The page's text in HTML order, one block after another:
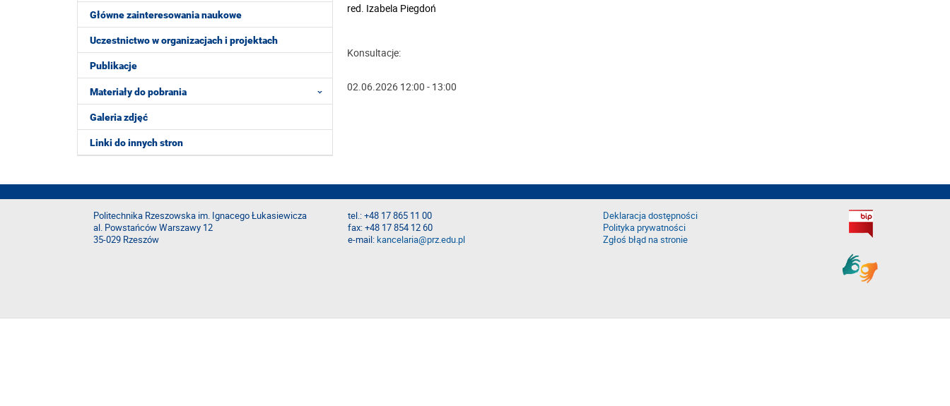
Główne zainteresowania naukowe
Uczestnictwo w organizacjach i projektach
Publikacje
Materiały do pobrania
Galeria zdjęć
Linki do innych stron
red. Izabela Piegdoń
Konsultacje:
02.06.2026 12:00 - 13:00
Politechnika Rzeszowska im. Ignacego Łukasiewicza
al. Powstańców Warszawy 12
35-029 Rzeszów
tel.: +48 17 865 11 00
fax: +48 17 854 12 60
e-mail:kancelaria@prz.edu.pl
Deklaracja dostępności
Polityka prywatności
Zgłoś błąd na stronie